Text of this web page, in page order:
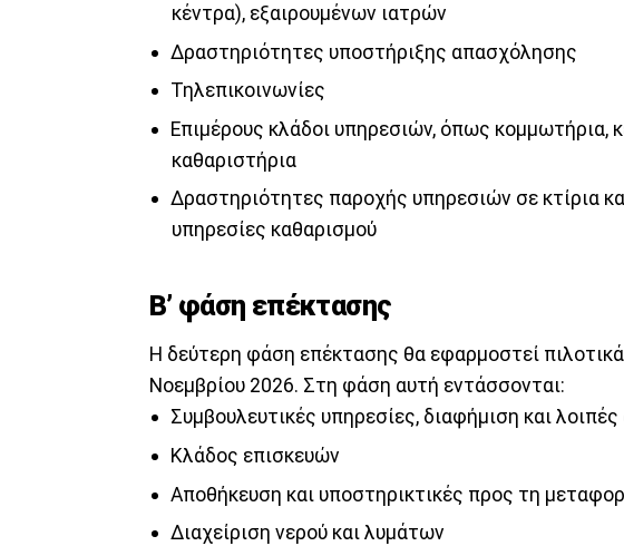
κέντρα), εξαιρουμένων ιατρών
Δραστηριότητες υποστήριξης απασχόλησης
Τηλεπικοινωνίες
Επιμέρους κλάδοι υπηρεσιών, όπως κομμωτήρια,
καθαριστήρια
Δραστηριότητες παροχής υπηρεσιών σε κτίρια
υπηρεσίες καθαρισμού
Β’ φάση επέκτασης
Η δεύτερη φάση επέκτασης θα εφαρμοστεί
Νοεμβρίου 2026. Στη φάση αυτή εντάσσονται:
Συμβουλευτικές υπηρεσίες, διαφήμιση και
Κλάδος επισκευών
Αποθήκευση και υποστηρικτικές προς τη
Διαχείριση νερού και λυμάτων